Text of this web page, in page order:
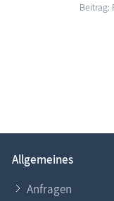
Beitrag:
Allgemeines
Anfragen